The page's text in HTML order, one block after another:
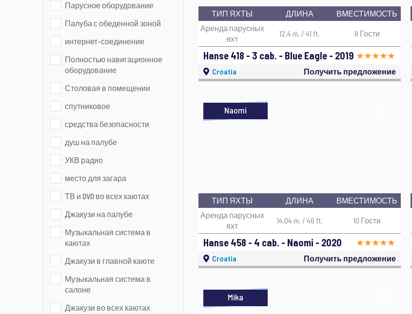
Парусное оборудование
Палуба с обеденной зоной
интернет-соединение
Полностью навигационное
оборудование
Столовая в помещении
спутниковое
средства безопасности
душ на палубе
УКВ радио
место для загара
ТВ и DVD во всех каютах
Джакузи на палубе
Музыкальная система в
каютах
Джакузи в главной каюте
Музыкальная система в
салоне
Джакузи во всех каютах
Hanse 418 - 3 cab. - Blue Eagle - 2019
ТИП ЯХТЫ
Аренда парусных
яхт
ДЛИНА
12,4 m. / 41 ft.
ВМЕСТИМОСТЬ
8 Гости
Croatia Получить предложение
Naomi
Hanse 458 - 4 cab. - Naomi - 2020
ТИП ЯХТЫ
Аренда парусных
яхт
ДЛИНА
14,04 m. / 46 ft.
ВМЕСТИМОСТЬ
10 Гости
Croatia Получить предложение
Mika